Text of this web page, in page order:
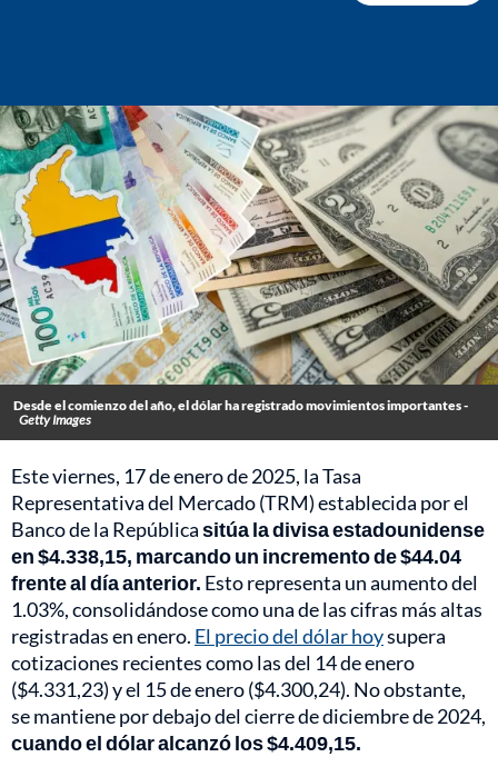
Desde el comienzo del año, el dólar ha registrado movimientos importantes -
Getty Images
Este viernes, 17 de enero de 2025, la Tasa
Representativa del Mercado (TRM) establecida por el
Banco de la Repúblicasitúa la divisa estadounidense
en $4.338,15, marcando un incremento de $44.04
frente al día anterior. Esto representa un aumento del
1.03%, consolidándose como una de las cifras más altas
registradas en enero. El precio del dólar hoysupera
cotizaciones recientes como las del 14 de enero
($4.331,23) y el 15 de enero ($4.300,24). No obstante,
se mantiene por debajo del cierre de diciembre de 2024,
cuando el dólar alcanzó los $4.409,15.